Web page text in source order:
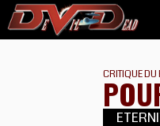
CRITIQUE DU